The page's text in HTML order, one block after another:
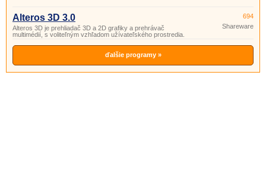
Alteros 3D 3.0
Alteros 3D je prehliadač 3D a 2D grafiky a prehrávač
multimédií, s voliteľným vzhľadom užívateľského prostredia.
694
Shareware
ďalšie programy »